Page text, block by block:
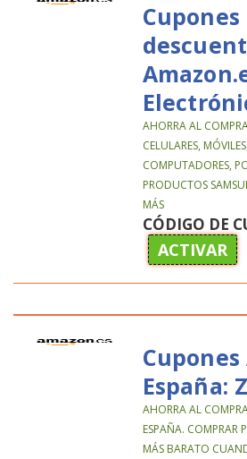
Cupones
AHORRA AL
CELULARES,
COMPUTADORES,
PRODUCTOS
MÁS
CÓDIGO DE
ACTIVAR
Cupones
España:
AHORRA AL
ESPAÑA. COMPRAR
MÁS BARATO